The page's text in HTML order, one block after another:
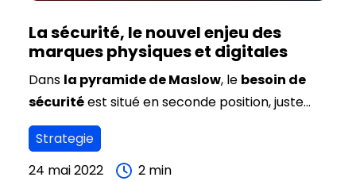
La sécurité, le nouvel enjeu des
marques physiques et digitales
Dans la pyramide de Maslow, le besoin de
sécuritéest situé en seconde position, juste
après le besoin d’assouvir ses besoins
fondamentaux. L’atmosphère pesante des
dernières années a démultiplié le besoin de
Strategie
24 mai 2022
2 min